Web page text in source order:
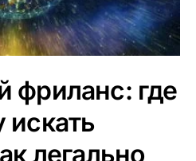
фриланс: где
искать
легально